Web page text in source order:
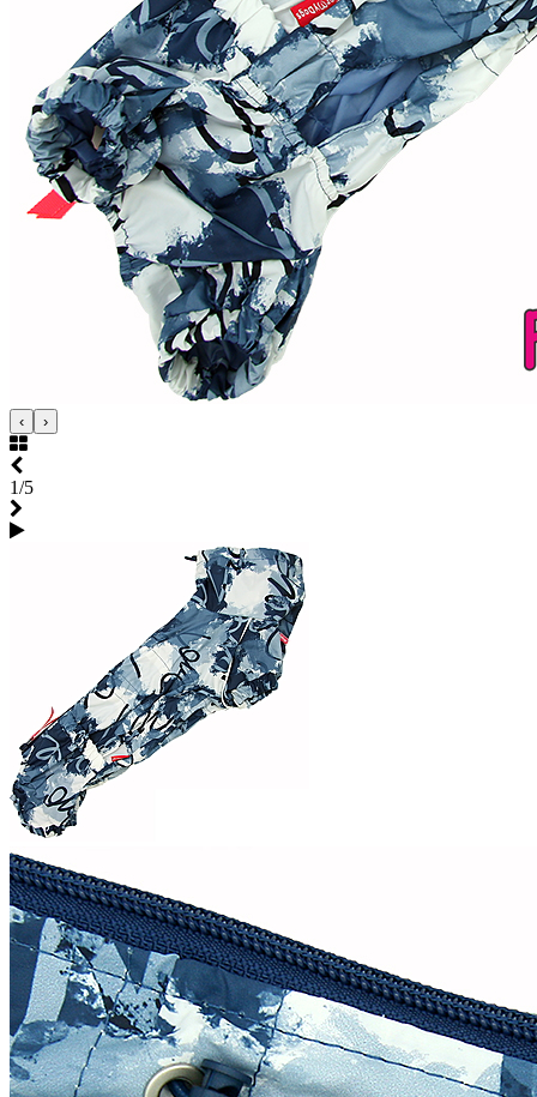
‹ ›
1/5